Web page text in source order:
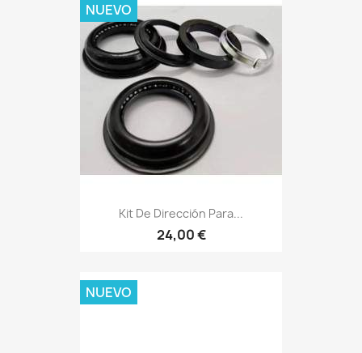
Kit De Dirección Para...
24,00 €
NUEVO
NUEVO